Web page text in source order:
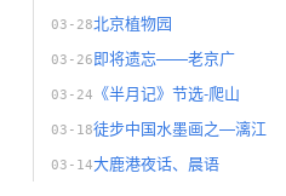
03-28北京植物园
03-26即将遗忘——老京广
03-24 《半月记》节选-爬山
03-18徒步中国水墨画之—漓江
03-14大鹿港夜话、晨语